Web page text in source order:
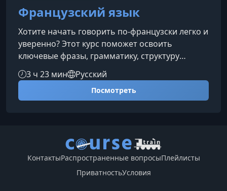
Французский язык
Хотите начать говорить по‑французски легко и
уверенно? Этот курс поможет освоить
ключевые фразы, грамматику, структуру
предложений и правильное произношение,
чтобы вы чувствовали уверенность уже с
первых уроков.Что вы изучите на
курсеПрограмма охватывает
углубленного изучения французского
языка.Базовая лексика и выражения
Приветствия и знакомство Фразы для
3 ч 23 мин Русский
Посмотреть
КонтактыРаспространенные вопросыПлейлисты
ПриватностьУсловия